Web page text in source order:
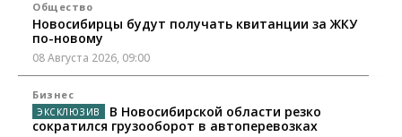
Общество
Новосибирцы будут получать квитанции за ЖКУ
по-новому
08 Августа 2026, 09:00
Бизнес
В Новосибирской области резко
сократился грузооборот в автоперевозках